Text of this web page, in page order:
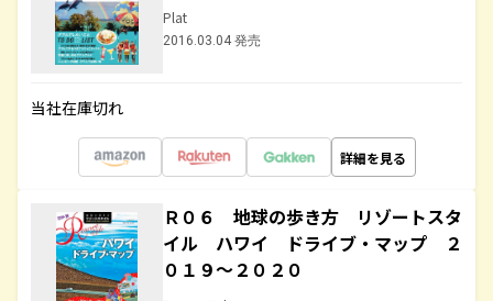
Plat
2016.03.04 発売
当社在庫切れ
詳細を見る
Ｒ０６ 地球の歩き方 リゾートスタ
イル ハワイ ドライブ・マップ ２
０１９～２０２０